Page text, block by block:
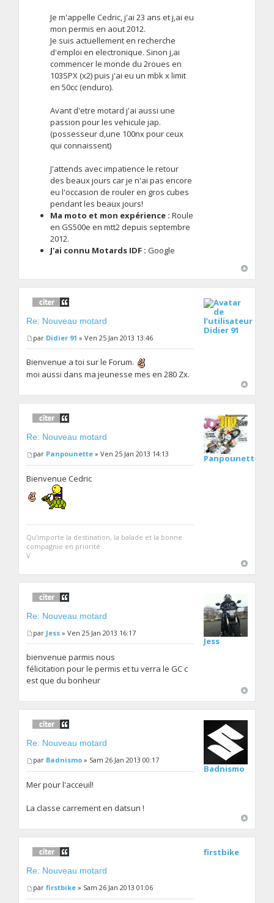
Je m'appelle Cedric, j'ai 23 ans et j,ai eu
mon permis en aout 2012.
Je suis actuellement en recherche
d'emploi en electronique. Sinon j,ai
commencer le monde du 2roues en
103SPX (x2) puis j'ai eu un mbk x limit
en 50cc (enduro).
Avant d'etre motard j'ai aussi une
passion pour les vehicule jap.
(possesseur d,une 100nx pour ceux
qui connaissent)
J'attends avec impatience le retour
des beaux jours car je n'ai pas encore
eu l'occasion de rouler en gros cubes
pendant les beaux jours!
Ma moto et mon expérience : Roule
en GS500e en mtt2 depuis septembre
2012.
J'ai connu Motards IDF : Google
Re: Nouveau motard
par Didier 91 » Ven 25 Jan 2013 13:46
Bienvenue a toi sur le Forum.
moi aussi dans ma jeunesse mes en 280 Zx.
Didier 91
Re: Nouveau motard
par Panpounette » Ven 25 Jan 2013 14:13
Bienvenue Cedric
Qu’importe la destination, la balade et la bonne
compagnie en priorité
V
Panpounette
Re: Nouveau motard
par Jess » Ven 25 Jan 2013 16:17
bienvenue parmis nous
félicitation pour le permis et tu verra le GC c
est que du bonheur
Jess
Re: Nouveau motard
par Badnismo » Sam 26 Jan 2013 00:17
Mer pour l'acceuil!
La classe carrement en datsun !
Badnismo
Re: Nouveau motard
parfirstbike » Sam 26 Jan 2013 01:06
firstbike